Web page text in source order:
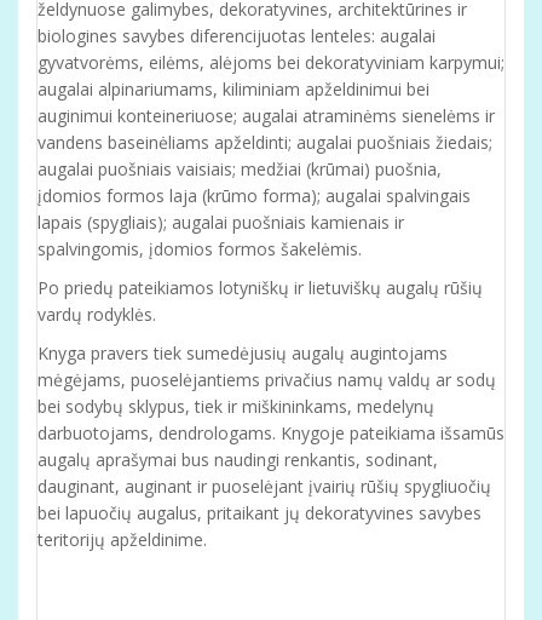
želdynuose galimybes, dekoratyvines, architektūrines ir
biologines savybes diferencijuotas lenteles: augalai
gyvatvorėms, eilėms, alėjoms bei dekoratyviniam karpymui;
augalai alpinariumams, kiliminiam apželdinimui bei
auginimui konteineriuose; augalai atraminėms sienelėms ir
vandens baseinėliams apželdinti; augalai puošniais žiedais;
augalai puošniais vaisiais; medžiai (krūmai) puošnia,
įdomios formos laja (krūmo forma); augalai spalvingais
lapais (spygliais); augalai puošniais kamienais ir
spalvingomis, įdomios formos šakelėmis.
Po priedų pateikiamos lotyniškų ir lietuviškų augalų rūšių
vardų rodyklės.
Knyga pravers tiek sumedėjusių augalų augintojams
mėgėjams, puoselėjantiems privačius namų valdų ar sodų
bei sodybų sklypus, tiek ir miškininkams, medelynų
darbuotojams, dendrologams. Knygoje pateikiama išsamūs
augalų aprašymai bus naudingi renkantis, sodinant,
dauginant, auginant ir puoselėjant įvairių rūšių spygliuočių
bei lapuočių augalus, pritaikant jų dekoratyvines savybes
teritorijų apželdinime.